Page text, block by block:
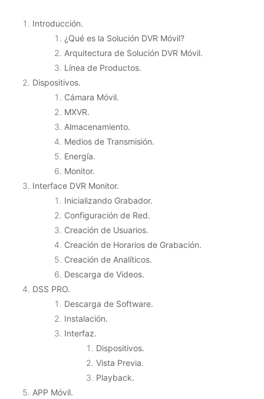
Introducción.
¿Qué es la Solución DVR Móvil?
Arquitectura de Solución DVR Móvil.
Línea de Productos.
Dispositivos.
Cámara Móvil.
MXVR.
Almacenamiento.
Medios de Transmisión.
Energía.
Monitor.
Interface DVR Monitor.
Inicializando Grabador.
Configuración de Red.
Creación de Usuarios.
Creación de Horarios de Grabación.
Creación de Analíticos.
Descarga de Videos.
DSS PRO.
Descarga de Software.
Instalación.
Interfaz.
Dispositivos.
Vista Previa.
Playback.
APP Móvil.